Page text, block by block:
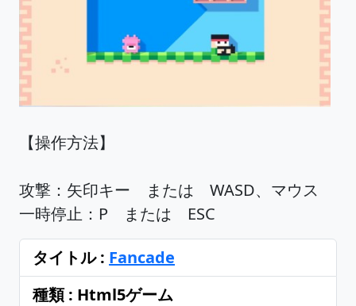
【操作方法】
攻撃：矢印キー または WASD、マウス
一時停止：P または ESC
タイトル : Fancade
種類 : Html5ゲーム